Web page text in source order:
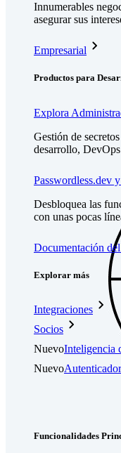
Innumerables
asegurar sus
Empresarial
Productos para
Explora
Gestión de
desarrollo,
Passwordless.dev
Desbloquea las
con unas pocas
Documentación
Explorar más
Integraciones
Socios
NuevoInteligencia
Nuevo
Funcionalidades